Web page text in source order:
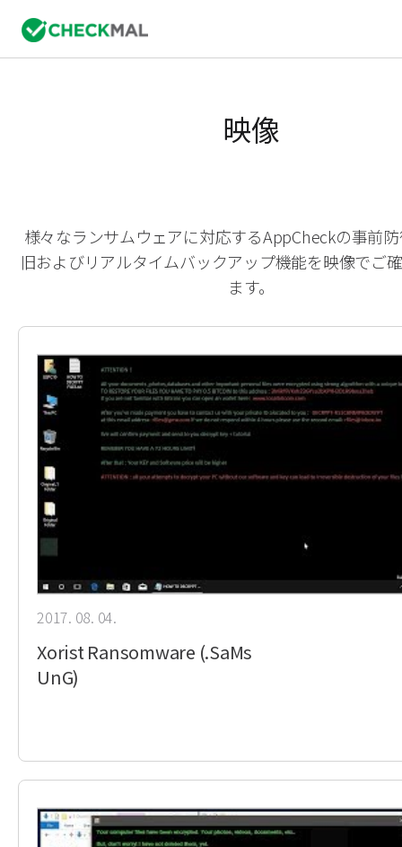
映像
様々なランサムウェアに対応するAppCheckの事前
旧およびリアルタイムバックアップ機能を映像でご
ます。
2017. 08. 04.
Xorist Ransomware (.SaMs
UnG)